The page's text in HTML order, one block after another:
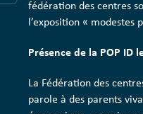
fédération des centres
l’exposition « modestes
Présence de la POP ID
La Fédération des
parole à des parents